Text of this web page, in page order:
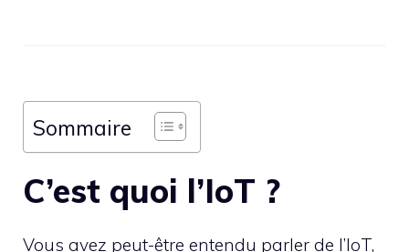
Sommaire
C’est quoi l’IoT ?
Vous avez peut-être entendu parler de l’IoT,